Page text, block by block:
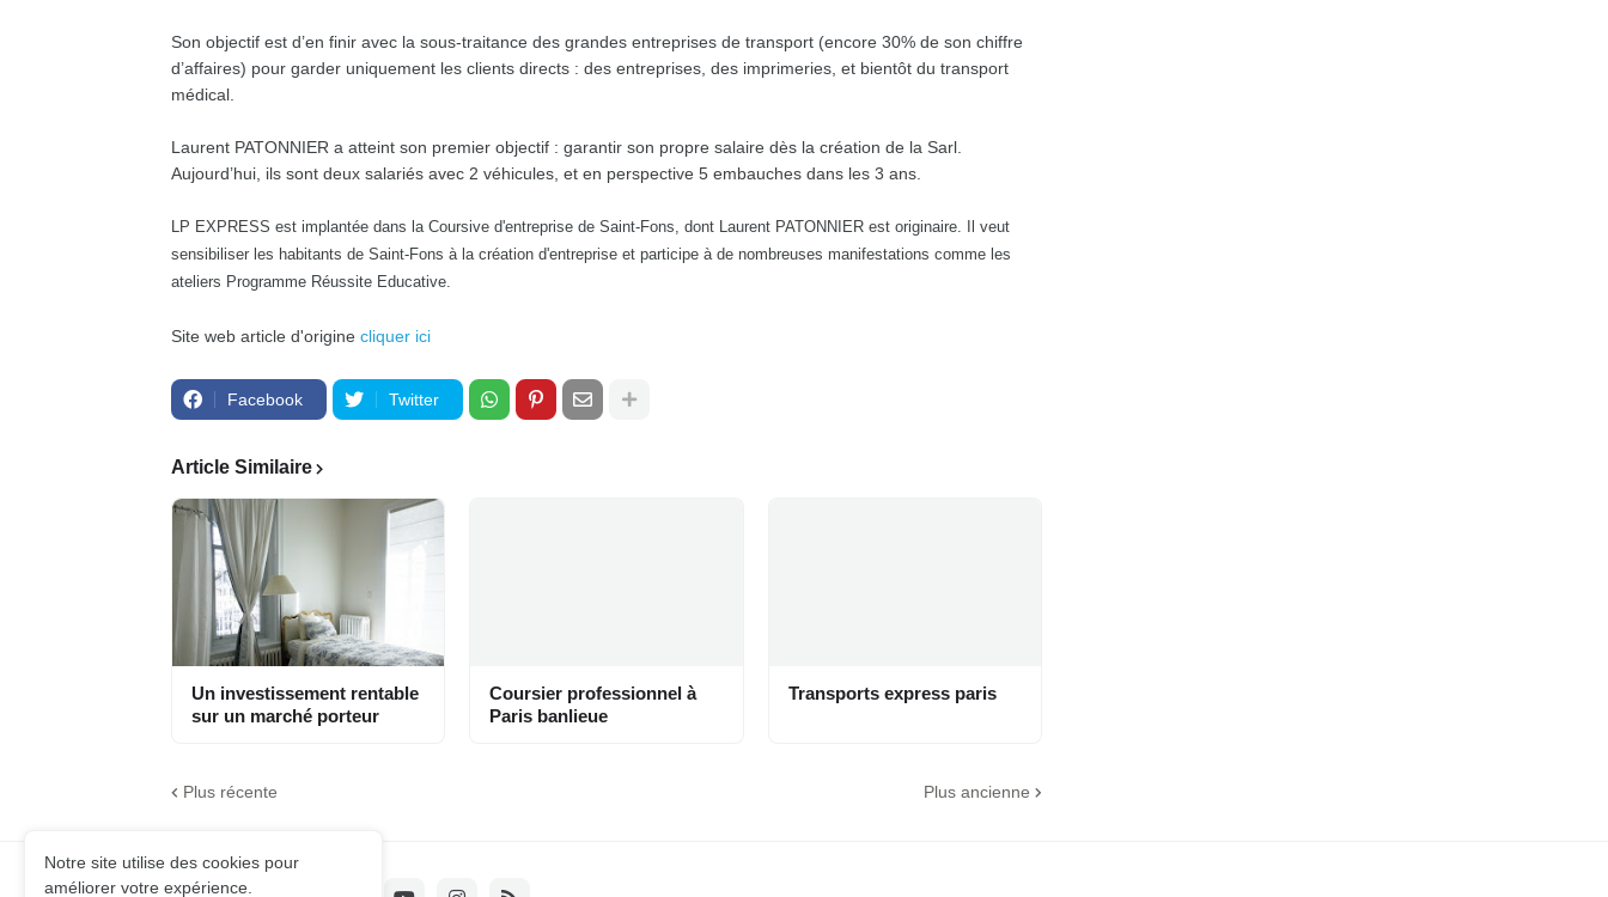
Son objectif est d’en finir avec la sous-traitance des grandes entreprises de transport (encore 30% de son chiffre
d’affaires) pour garder uniquement les clients directs : des entreprises, des imprimeries, et bientôt du transport
médical.
Laurent PATONNIER a atteint son premier objectif : garantir son propre salaire dès la création de la Sarl.
Aujourd’hui, ils sont deux salariés avec 2 véhicules, et en perspective 5 embauches dans les 3 ans.
LP EXPRESS est implantée dans la Coursive d'entreprise de Saint-Fons, dont Laurent PATONNIER est originaire. Il veut
sensibiliser les habitants de Saint-Fons à la création d'entreprise et participe à de nombreuses manifestations comme les
ateliers Programme Réussite Educative.
Site web article d'origine cliquer ici
Facebook Twitter
Article Similaire
Un investissement rentable
sur un marché porteur
Coursier professionnel à
Paris banlieue
Transports express paris
Plus récente Plus ancienne
Notre site utilise des cookies pour
améliorer votre expérience.